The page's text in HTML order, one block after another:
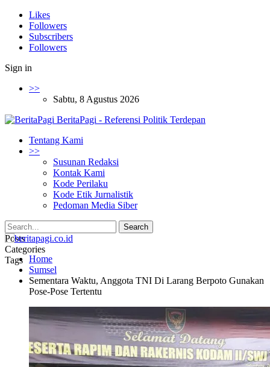
Likes
Followers
Subscribers
Followers
Sign in
>>
Sabtu, 8 Agustus 2026
BeritaPagi - Referensi Politik Terdepan
Tentang Kami
>>
Susunan Redaksi
Kontak Kami
Kode Perilaku
Kode Etik Jurnalistik
Pedoman Media Siber
Posts
Categories
Tags Home
Sumsel
Sementara Waktu, Anggota TNI Di Larang Berpoto Gunakan
Pose-Pose Tertentu